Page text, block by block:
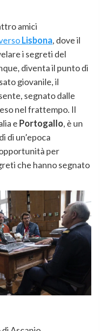
amici
Lisbona, dove il
i segreti del
diventa il punto di
giovanile, il
segnato dalle
nel frattempo. Il
e Portogallo, è un
di un’epoca
per
che hanno segnato